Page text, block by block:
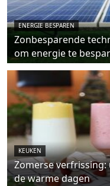
ENERGIE BESPAREN
Zonbesparende
om energie te
KEUKEN
Zomerse
de warme dagen